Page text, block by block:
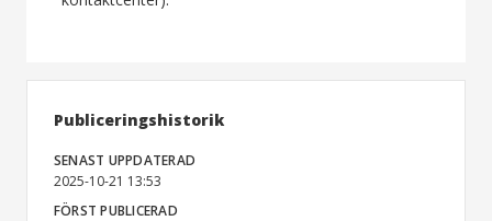
Publiceringshistorik
SENAST UPPDATERAD
2025-10-21 13:53
FÖRST PUBLICERAD